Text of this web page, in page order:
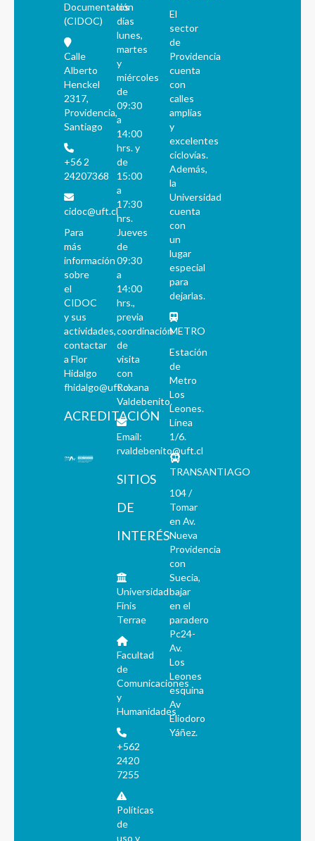
Documentación
(CIDOC)
Calle
Alberto
Henckel
2317,
Providencia,
Santiago
+56 2
24207368
cidoc@uft.cl
Para
más
información
sobre
el
CIDOC
y sus
actividades,
contactar
a Flor
Hidalgo
fhidalgo@uft.cl
ACREDITACIÓN
los
días
lunes,
martes
y
miércoles
de
09:30
a
14:00
hrs. y
de
15:00
a
17:30
hrs.
Jueves
de
09:30
a
14:00
hrs.,
previa
coordinación
de
visita
con
Roxana
Valdebenito.
Email:
rvaldebenito@uft.cl
SITIOS
DE
INTERÉS
Universidad
Finis
Terrae
Facultad
de
Comunicaciones
y
Humanidades
+562
2420
7255
Políticas
de
uso y
El
sector
de
Providencia
cuenta
con
calles
amplias
y
excelentes
ciclovías.
Además,
la
Universidad
cuenta
con
un
lugar
especial
para
dejarlas.
METRO
Estación
de
Metro
Los
Leones.
Línea
1/6.
TRANSANTIAGO
104 /
Tomar
en Av.
Nueva
Providencia
con
Suecia,
bajar
en el
paradero
Pc24-
Av.
Los
Leones
esquina
Av
Eliodoro
Yáñez.